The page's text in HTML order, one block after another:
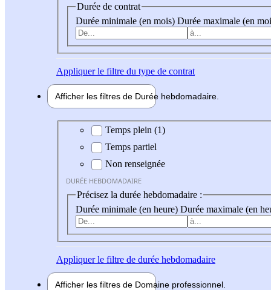
Durée de contrat
Durée minimale (en mois) Durée maximale (en
Appliquerle filtre du type de contrat
Afficher les filtres de Durée hebdomadaire
Durée hebdomadaire
Temps plein (1)
Temps partiel
Non renseignée
DURÉE HEBDOMADAIRE
Précisez la durée hebdomadaire :
Durée minimale (en heure) Durée maximale (en
Appliquerle filtre de durée hebdomadaire
Afficher les filtres de Domaine professionnel